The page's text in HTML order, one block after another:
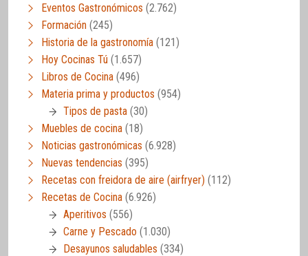
Eventos Gastronómicos (2.762)
Formación (245)
Historia de la gastronomía (121)
Hoy Cocinas Tú (1.657)
Libros de Cocina (496)
Materia prima y productos (954)
Tipos de pasta (30)
Muebles de cocina (18)
Noticias gastronómicas (6.928)
Nuevas tendencias (395)
Recetas con freidora de aire (airfryer) (112)
Recetas de Cocina (6.926)
Aperitivos (556)
Carne y Pescado (1.030)
Desayunos saludables (334)